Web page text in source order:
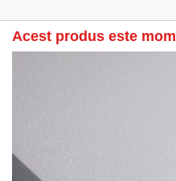
Acest produs este